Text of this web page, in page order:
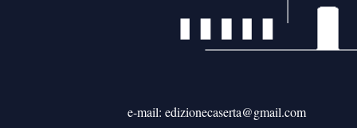
e-mail: edizionecaserta@gmail.com